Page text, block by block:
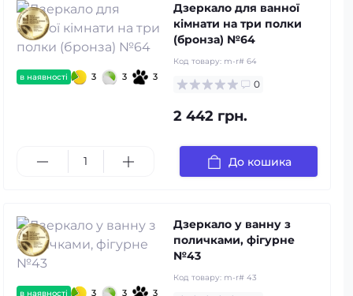
в наявності 3 3 3
Дзеркало для ванної
кімнати на три полки
(бронза) №64
Код товару: m-r# 64
0
2 442 грн.
До кошика
в наявності 3 3 3
Дзеркало у ванну з
поличками, фігурне
№43
Код товару: m-r# 43